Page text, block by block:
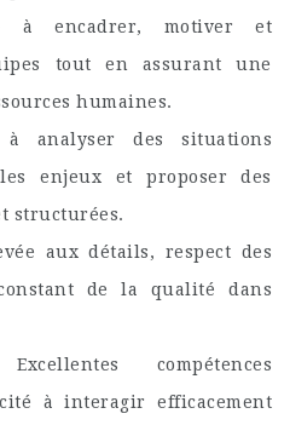
à encadrer, motiver et
tout en assurant une
humaines.
à analyser des situations
enjeux et proposer des
structurées.
aux détails, respect des
de la qualité dans
compétences
à interagir efficacement